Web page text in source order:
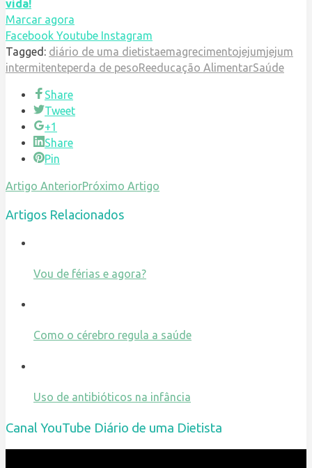
vida!
Marcar agora
Facebook Youtube Instagram
Tagged: diário de uma dietistaemagrecimentojejumjejum
intermitenteperda de pesoReeducação AlimentarSaúde
Share
Tweet
+1
Share
Pin
Artigo AnteriorPróximo Artigo
Artigos Relacionados
Vou de férias e agora?
Como o cérebro regula a saúde
Uso de antibióticos na infância
Canal YouTube Diário de uma Dietista